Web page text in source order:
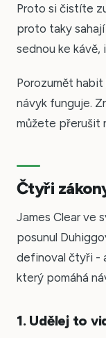
Proto si čistíte
proto taky
sednou ke kávě,
Porozumět
návyk funguje.
můžete přerušit
Čtyři
James Clear ve
posunul
definoval čtyři -
který pomáhá
1. Udělej to